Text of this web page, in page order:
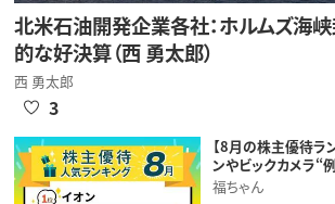
北米石油開発企業各社：ホルムズ海
的な好決算（西 勇太郎）
西 勇太郎
3
【8月の株主優待ラ
ンやビックカメラ
福ちゃん